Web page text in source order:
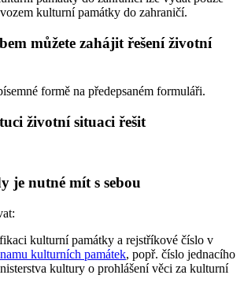
kulturní památky do zahraničí.
můžete zahájit řešení životní
formě na předepsaném formuláři.
životní situaci řešit
je nutné mít s sebou
kulturní památky a rejstříkové číslo v
kulturních památek, popř. číslo jednacího
kultury o prohlášení věci za kulturní